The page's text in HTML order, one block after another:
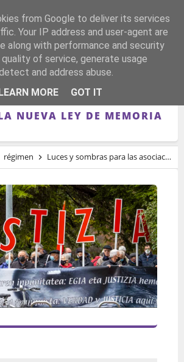
PARA LAS
MEMORIALISTAS
NUEVA LEY DE MEMORIA
régimen Luces y sombras para las asociaciones memorialistas respecto a la nueva Ley de Memoria
from Google to deliver its services
Your IP address and user-agent are
along with performance and security
of service, generate usage
and address abuse.
MORE
GOT IT